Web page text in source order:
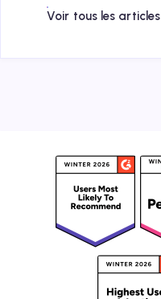
Voir tous les articles